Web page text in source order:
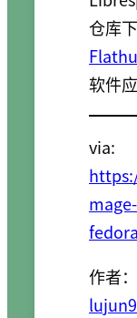
仓库
软件
via:
作者：